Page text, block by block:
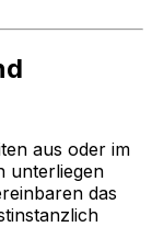
aus oder im
unterliegen
das